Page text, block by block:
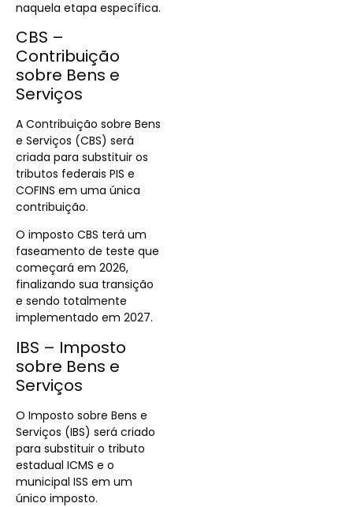
naquela etapa específica.
CBS –
Contribuição
sobre Bens e
Serviços
A Contribuição sobre Bens
e Serviços (CBS) será
criada para substituir os
tributos federais PIS e
COFINS em uma única
contribuição.
O imposto CBS terá um
faseamento de teste que
começará em 2026,
finalizando sua transição
e sendo totalmente
implementado em 2027.
IBS – Imposto
sobre Bens e
Serviços
O Imposto sobre Bens e
Serviços (IBS) será criado
para substituir o tributo
estadual ICMS e o
municipal ISS em um
único imposto.